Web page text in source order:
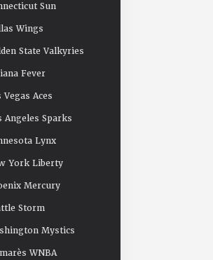
Sun
Wings
State Valkyries
Fever
Vegas Aces
Angeles Sparks
Lynx
York Liberty
Mercury
Storm
Mystics
WNBA